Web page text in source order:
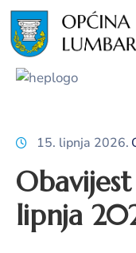
Početna
samouprava
Proračun
15. lipnja 2026.
Obavijest
lipnja